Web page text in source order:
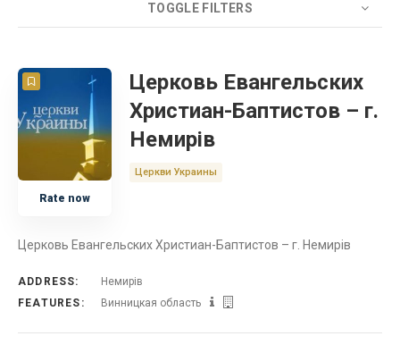
TOGGLE FILTERS
COUNT 20
Церковь
Украина
Rate now
Церковь Евангельских
Христиан-Баптистов – г.
Немирів
Церкви Украины
Церковь Евангельских Христиан-Баптистов – г. Немирів
ADDRESS:
Немирів
FEATURES:
Винницкая область